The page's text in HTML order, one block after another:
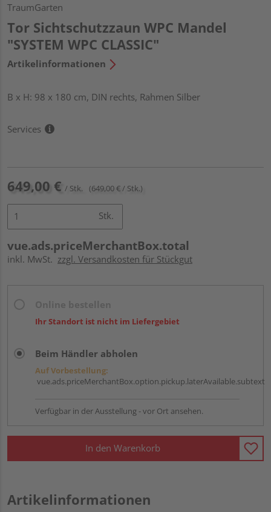
TraumGarten
Tor Sichtschutzzaun WPC Mandel
"SYSTEM WPC CLASSIC"
Artikelinformationen
B x H: 98 x 180 cm, DIN rechts, Rahmen Silber
Services
649,00 € / Stk. (649,00 € / Stk.)
Stk.
vue.ads.priceMerchantBox.total
inkl. MwSt. zzgl. Versandkosten für Stückgut
Ihr Standort ist nicht im Liefergebiet
Beim Händler abholen
Auf Vorbestellung:
vue.ads.priceMerchantBox.option.pickup.laterAvailable.subtext
Verfügbar in der Ausstellung - vor Ort ansehen.
In den Warenkorb
Artikelinformationen